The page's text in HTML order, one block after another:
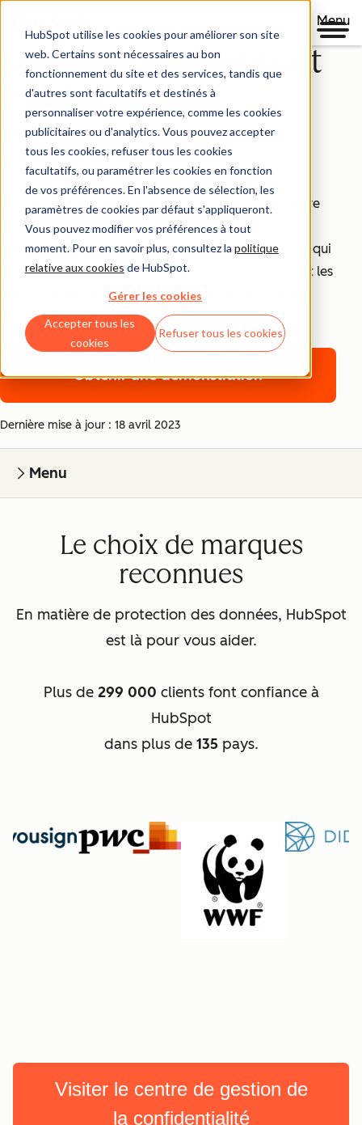
HubSpot utilise les cookies pour améliorer son site
web. Certains sont nécessaires au bon
fonctionnement du site et des services, tandis que
d'autres sont facultatifs et destinés à
personnaliser votre expérience, comme les cookies
publicitaires ou d'analytics. Vous pouvez accepter
tous les cookies, refuser tous les cookies
facultatifs, ou paramétrer les cookies en fonction
de vos préférences. En l'absence de sélection, les
paramètres de cookies par défaut s'appliqueront.
Vous pouvez modifier vos préférences à tout
moment. Pour en savoir plus, consultez la politique
relative aux cookies de HubSpot.
Gérer les cookies
Accepter tous les
cookies
Refuser tous les cookies
Menu
Sécurité,confidentialit
é et contrôle
C'est parce que votre croissance repose sur la
confiance, qu'elle repose sur HubSpot.
HubSpot adopte une approche exhaustive en matière
de sécurité, de confidentialité et de contrôle des
données. Chaque produit comprend donc des outils qui
permettent à vos équipes de travailler en respectant les
normes applicables, mais aussi une infrastructure de
sécurité qui protège vos données.
Obtenir une démonstration
Dernière mise à jour : 18 avril 2023
Menu
Le choix de marques
reconnues
En matière de protection des données, HubSpot
est là pour vous aider.
Plus de 299 000 clients font confiance à
HubSpot
dans plus de 135pays.
Visiter le centre de gestion de
la confidentialité